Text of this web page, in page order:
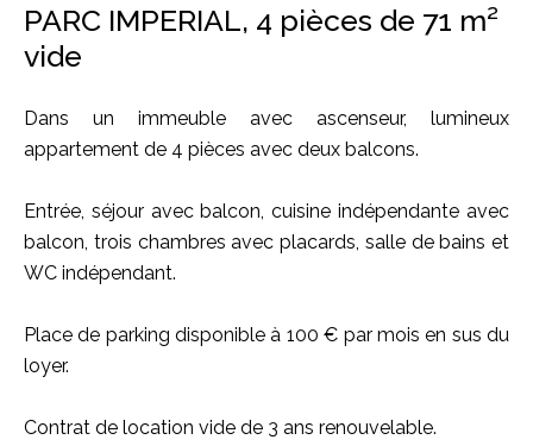
PARC IMPERIAL, 4 pièces de 71 m²
vide
Dans un immeuble avec ascenseur, lumineux
appartement de 4 pièces avec deux balcons.
Entrée, séjour avec balcon, cuisine indépendante avec
balcon, trois chambres avec placards, salle de bains et
WC indépendant.
Place de parking disponible à 100 € par mois en sus du
loyer.
Contrat de location vide de 3 ans renouvelable.